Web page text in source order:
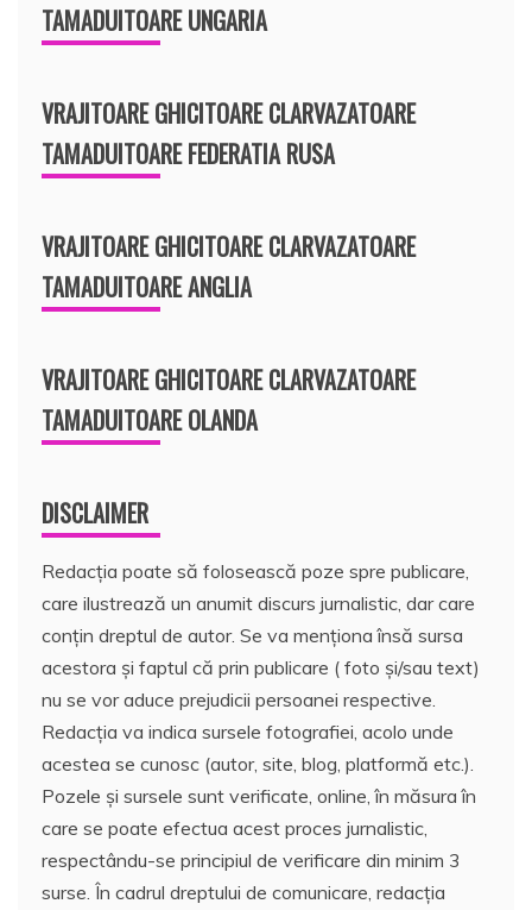
TAMADUITOARE UNGARIA
VRAJITOARE GHICITOARE CLARVAZATOARE
TAMADUITOARE FEDERATIA RUSA
VRAJITOARE GHICITOARE CLARVAZATOARE
TAMADUITOARE ANGLIA
VRAJITOARE GHICITOARE CLARVAZATOARE
TAMADUITOARE OLANDA
DISCLAIMER
Redacția poate să folosească poze spre publicare,
care ilustrează un anumit discurs jurnalistic, dar care
conțin dreptul de autor. Se va menționa însă sursa
acestora și faptul că prin publicare ( foto și/sau text)
nu se vor aduce prejudicii persoanei respective.
Redacția va indica sursele fotografiei, acolo unde
acestea se cunosc (autor, site, blog, platformă etc.).
Pozele și sursele sunt verificate, online, în măsura în
care se poate efectua acest proces jurnalistic,
respectându-se principiul de verificare din minim 3
surse. În cadrul dreptului de comunicare, redacția